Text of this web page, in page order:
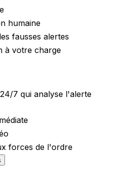
humaine
fausses alertes
à votre charge
7 qui analyse l'alerte
forces de l'ordre